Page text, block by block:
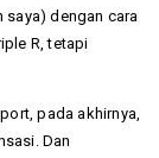
saya) dengan cara
R, tetapi
pada akhirnya,
Dan